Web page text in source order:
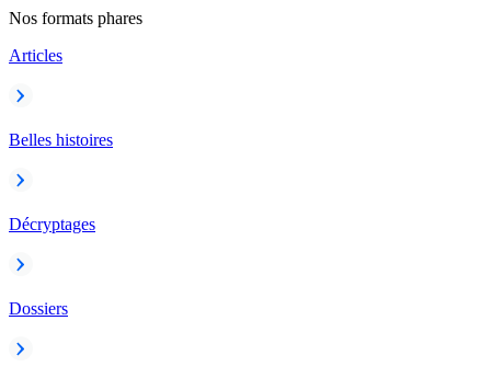
Nos formats phares
Articles
Belles histoires
Décryptages
Dossiers